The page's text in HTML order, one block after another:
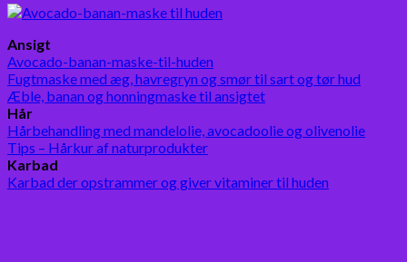
Ansigt
Avocado-banan-maske-til-huden
Fugtmaske med æg, havregryn og smør til sart og tør hud
Æble, banan og honningmaske til ansigtet
Hår
Hårbehandling med mandelolie, avocadoolie og olivenolie
Tips – Hårkur af naturprodukter
Karbad
Karbad der opstrammer og giver vitaminer til huden